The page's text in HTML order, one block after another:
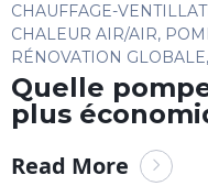
CHAUFFAGE-
CHALEUR AIR/AIR,
RÉNOVATION GLOBALE,
Quelle
plus
Read More